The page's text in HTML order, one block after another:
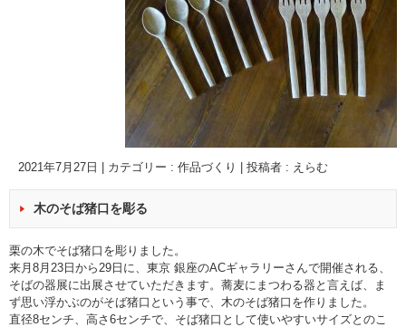
2021年7月27日 カテゴリー : 作品づくり 投稿者 : えらむ
木のそば猪口を彫る
栗の木でそば猪口を彫りました。
来月8月23日から29日に、東京 銀座のACギャラリーさんで開催される、
そばの器展に出展させていただきます。蕎麦にまつわる器と言えば、ま
ず思い浮かぶのがそば猪口という事で、木のそば猪口を作りました。
直径8センチ、高さ6センチで、そば猪口として使いやすいサイズとのこ